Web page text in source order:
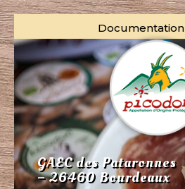
Documentation
GAEC des Pataronnes
– 26460 Bourdeaux